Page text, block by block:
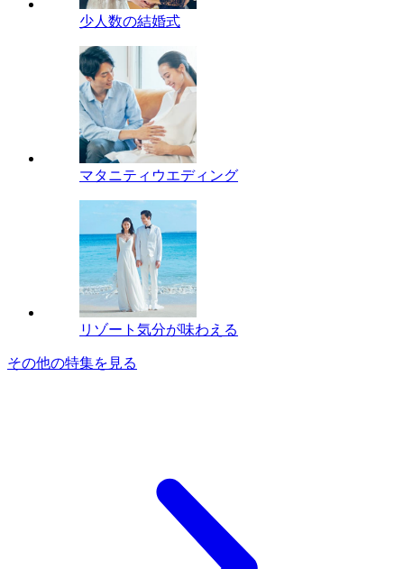
少人数の結婚式
マタニティウエディング
リゾート気分が味わえる
その他の特集を見る